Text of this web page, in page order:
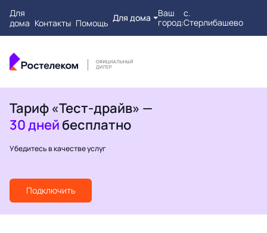
Для
дома Контакты Помощь Для дома
Ваш
город:
с.
Стерлибашево
Тариф «Тест-драйв» —
30 дней бесплатно
Убедитесь в качестве услуг
Подключить